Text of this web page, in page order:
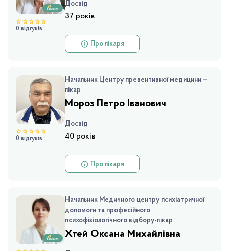
0 відгуків
Досвід
37 років
Про лікаря
0 відгуків
Начальник Центру превентивної медицини – лікар
Мороз Петро Іванович
Досвід
40 років
Про лікаря
Начальник Медичного центру психіатричної допомоги та професійного психофізіологічного відбору-лікар
Хтей Оксана Михайлівна